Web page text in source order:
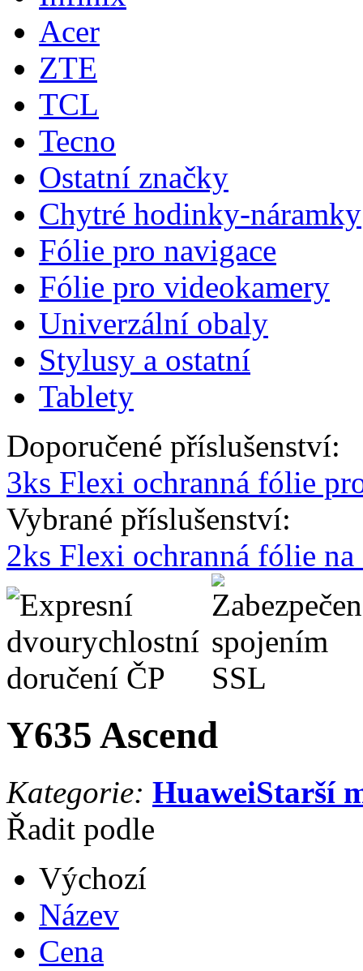
Acer
ZTE
TCL
Tecno
Ostatní značky
Chytré hodinky-náramky
Fólie pro navigace
Fólie pro videokamery
Univerzální obaly
Stylusy a ostatní
Tablety
Doporučené příslušenství:
3ks Flexi ochranná fólie
Vybrané příslušenství:
2ks Flexi ochranná fólie
Y635 Ascend
Kategorie: HuaweiStarší
Řadit podle
Výchozí
Název
Cena